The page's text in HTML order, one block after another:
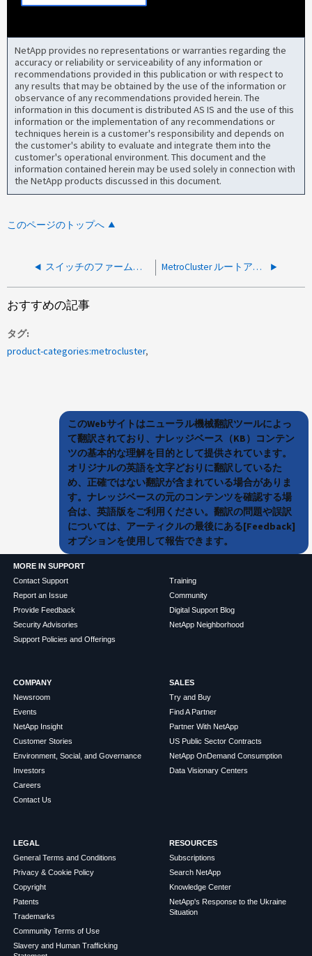
NetApp provides no representations or warranties regarding the
accuracy or reliability or serviceability of any information or
recommendations provided in this publication or with respect to
any results that may be obtained by the use of the information or
observance of any recommendations provided herein. The
information in this document is distributed AS IS and the use of this
information or the implementation of any recommendations or
techniques herein is a customer's responsibility and depends on
the customer's ability to evaluate and integrate them into the
customer's operational environment. This document and the
information contained herein may be used solely in connection with
the NetApp products discussed in this document.
このページのトップへ
スイッチのファームウェアアップグレード後、DWDM経由のISLポートがダウンしました MetroCluster ルートアグリゲートの Snapshot リザーブがフルです
おすすめの記事
タグ
product-categories:metrocluster
このWebサイトはニューラル機械翻訳ツールによっ
て翻訳されており、ナレッジベース（KB）コンテン
ツの基本的な理解を目的として提供されています。
オリジナルの英語を文字どおりに翻訳しているた
め、正確ではない翻訳が含まれている場合がありま
す。ナレッジベースの元のコンテンツを確認する場
合は、英語版をご利用ください。翻訳の問題や誤訳
については、アーティクルの最後にある[Feedback]
オプションを使用して報告できます。
MORE IN SUPPORT
Contact Support
Report an Issue
Provide Feedback
Security Advisories
Support Policies and Offerings
Training
Community
Digital Support Blog
NetApp Neighborhood
COMPANY
Newsroom
Events
NetApp Insight
Customer Stories
Environment, Social, and Governance
Investors
Careers
Contact Us
SALES
Try and Buy
Find A Partner
Partner With NetApp
US Public Sector Contracts
NetApp OnDemand Consumption
Data Visionary Centers
LEGAL
General Terms and Conditions
Privacy & Cookie Policy
Copyright
Patents
Trademarks
Community Terms of Use
Slavery and Human Trafficking
RESOURCES
Subscriptions
Search NetApp
Knowledge Center
NetApp's Response to the Ukraine
Situation